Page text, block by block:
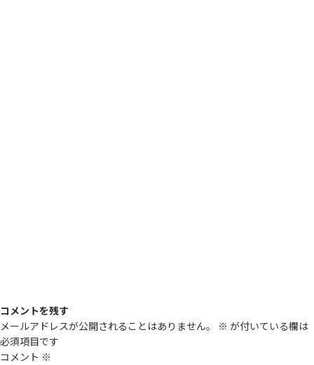
コメントを残す
メールアドレスが公開されることはありません。
※ が付いている欄は
必須項目です
コメント ※